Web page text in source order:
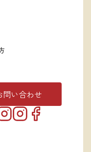
問い合わせ